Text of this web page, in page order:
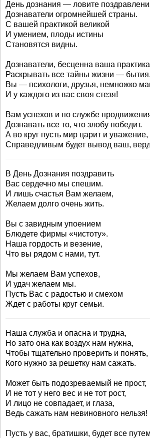
День дознания — ловите
Дознаватели огромнейшей страны.
С вашей практикой великой
И умением, плоды истины
Становятся видны.
Дознаватели, бесценна ваша
Раскрывать все тайны жизни — бытия.
Вы — психологи, друзья, немножко
И у каждого из вас своя стезя!
Вам успехов и по службе
Дознавать все то, что злобу победит.
А во круг пусть мир царит и уважение,
Справедливым будет вывод ваш,
В День Дознания поздравить
Вас сердечно мы спешим.
И лишь счастья Вам желаем,
Желаем долго очень жить.
Вы с завидным упоением
Блюдете фирмы «чистоту».
Наша гордость и везение,
Что вы рядом с нами, тут.
Мы желаем Вам успехов,
И удач желаем мы.
Пусть Вас с радостью и смехом
Ждет с работы круг семьи.
Наша служба и опасна и трудна,
Но зато она как воздух нам нужна,
Чтобы тщательно проверить и понять,
Кого нужно за решетку нам сажать.
Может быть подозреваемый не прост,
И не тот у него вес и не тот рост,
И лицо не совпадает, и глаза,
Ведь сажать нам невиновного нельзя!
Пусть у вас, братишки, будет все